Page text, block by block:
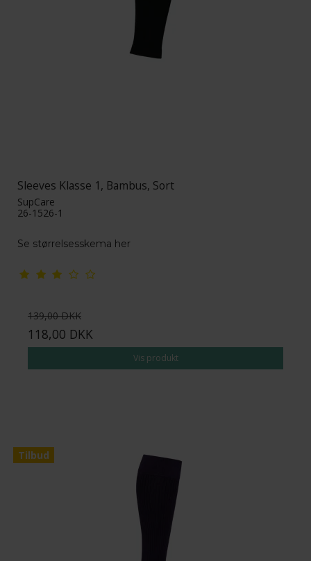
Sleeves Klasse 1, Bambus, Sort
SupCare
26-1526-1
Se størrelsesskema her
139,00 DKK
118,00 DKK
Vis produkt
Tilbud